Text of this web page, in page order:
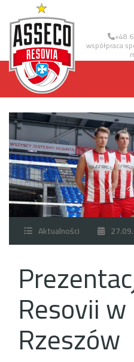
+48
współpraca
Aktualności
Resovii
Rzeszów